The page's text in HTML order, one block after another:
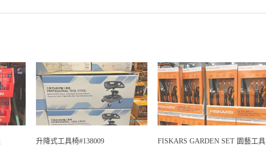
升降式工具椅#138009
FISKARS GARDEN SET 園藝工具